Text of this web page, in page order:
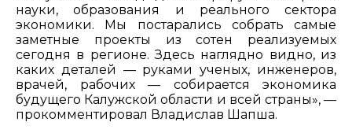
науки, образования и реального сектора
экономики. Мы постарались собрать самые
заметные проекты из сотен реализуемых
сегодня в регионе. Здесь наглядно видно, из
каких деталей — руками ученых, инженеров,
врачей, рабочих — собирается экономика
будущего Калужской области и всей страны», —
прокомментировал Владислав Шапша.